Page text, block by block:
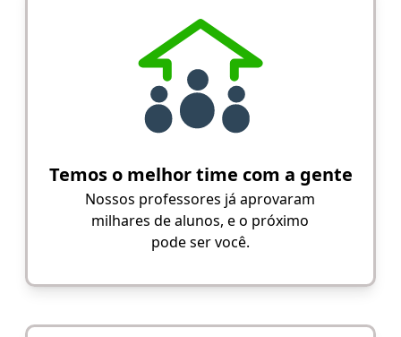
Temos o melhor time com a gente
Nossos professores já aprovaram
milhares de alunos, e o próximo
pode ser você.